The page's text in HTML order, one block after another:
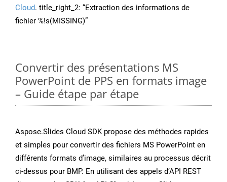
Cloud. title_right_2: “Extraction des informations de
fichier %!s(MISSING)”
Convertir des présentations MS
PowerPoint de PPS en formats image
– Guide étape par étape
Aspose.Slides Cloud SDK propose des méthodes rapides
et simples pour convertir des fichiers MS PowerPoint en
différents formats d’image, similaires au processus décrit
ci-dessus pour BMP. En utilisant des appels d’API REST